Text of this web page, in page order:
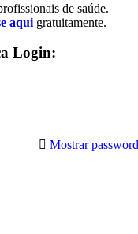
de saúde.
aqui gratuitamente.
Login:
Mostrar password